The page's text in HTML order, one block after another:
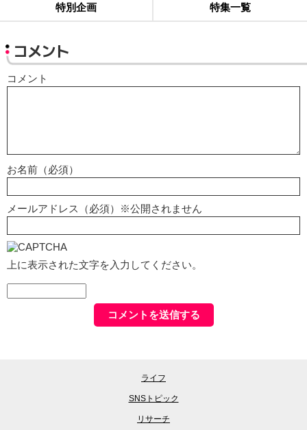
特別企画 特集一覧
コメント
コメント
お名前（必須）
メールアドレス（必須）※公開されません
上に表示された文字を入力してください。
ライフ
SNSトピック
リサーチ